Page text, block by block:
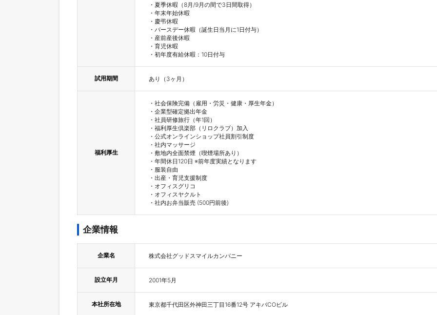
・夏季休暇（8月/9月の間で3日間取得）
・年末年始休暇
・慶弔休暇
・バースデー休暇（誕生日当月に1日付与）
・産前産後休暇
・育児休暇
・初年度有給休暇：10日付与
試用期間 あり（3ヶ月）
福利厚生
・社会保険完備（雇用・労災・健康・厚生年金）
・企業型確定拠出年金
・社員研修旅行（年1回）
・福利厚生倶楽部（リロクラブ）加入
・公式オンラインショップ社員割引制度
・社内マッサージ
・敷地内全面禁煙（喫煙場所あり）
・年間休日120日 ※前年度実績となります
・服装自由
・出産・育児支援制度
・オフィスグリコ
・オフィスヤクルト
・社内お弁当販売 (500円前後)
企業情報
企業名 株式会社グッドスマイルカンパニー
設立年月 2001年5月
本社所在地 東京都千代田区外神田三丁目16番12号 アキバCOビル